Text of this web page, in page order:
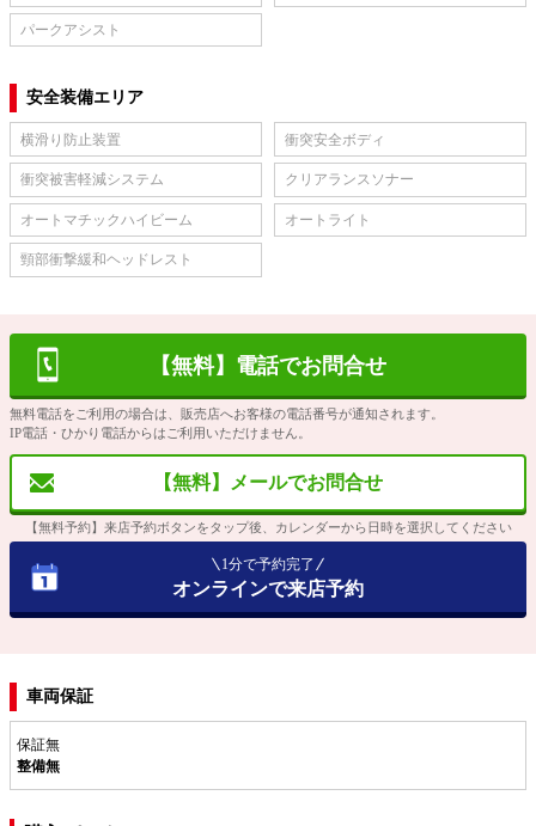
パークアシスト
安全装備エリア
横滑り防止装置 衝突安全ボディ
衝突被害軽減システム クリアランスソナー
オートマチックハイビーム オートライト
頸部衝撃緩和ヘッドレスト
【無料】電話でお問合せ
無料電話をご利用の場合は、販売店へお客様の電話番号が通知されます。
IP電話・ひかり電話からはご利用いただけません。
【無料】メールでお問合せ
【無料予約】来店予約ボタンをタップ後、カレンダーから日時を選択してください
1分で予約完了
オンラインで来店予約
車両保証
保証無
整備無